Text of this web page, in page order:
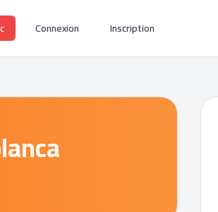
Connexion Inscription